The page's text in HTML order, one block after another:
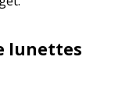
lunettes